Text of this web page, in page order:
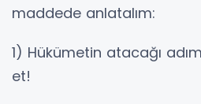
maddede anlatalım:
1) Hükümetin atacağı
et!